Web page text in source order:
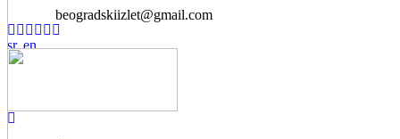
beogradskiizlet@gmail.com